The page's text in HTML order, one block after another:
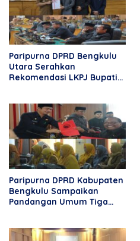
Paripurna DPRD Bengkulu
Utara Serahkan
Rekomendasi LKPJ Bupati
Anggaran
Paripurna DPRD Kabupaten
Bengkulu Sampaikan
Pandangan Umum Tiga